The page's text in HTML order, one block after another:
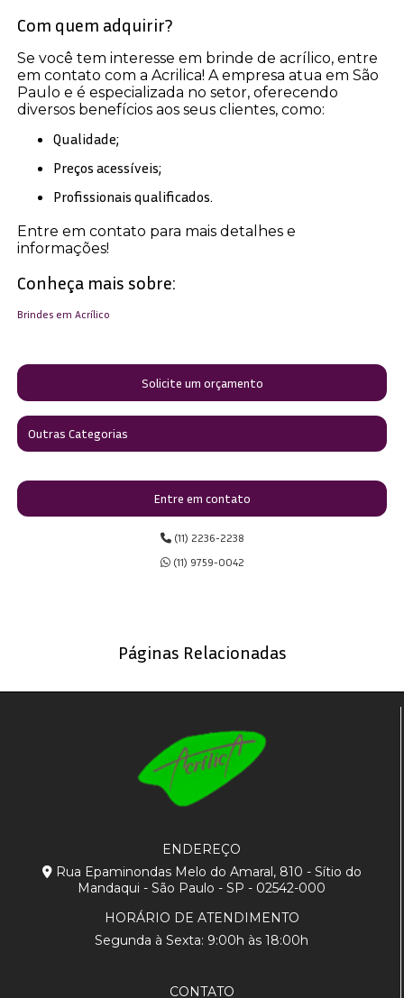
Com quem adquirir?
Se você tem interesse em brinde de acrílico, entre
em contato com a Acrilica! A empresa atua em São
Paulo e é especializada no setor, oferecendo
diversos benefícios aos seus clientes, como:
Qualidade;
Preços acessíveis;
Profissionais qualificados.
Entre em contato para mais detalhes e
informações!
Conheça mais sobre:
Brindes em Acrílico
Solicite um orçamento
Outras Categorias
Entre em contato
(11) 2236-2238
(11) 9759-0042
Páginas Relacionadas
ENDEREÇO
Rua Epaminondas Melo do Amaral, 810 - Sítio do
Mandaqui - São Paulo - SP - 02542-000
HORÁRIO DE ATENDIMENTO
Segunda à Sexta: 9:00h às 18:00h
CONTATO